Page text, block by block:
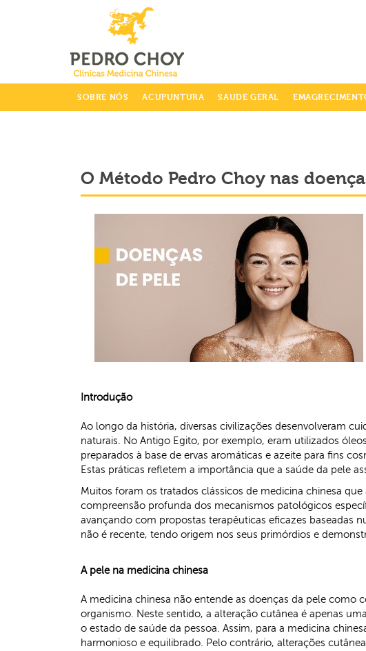
info@clinicaspedrochoy.com
SOBRE NÓS ACUPUNTURA SAUDE GERAL
O Método Pedro Choy nas
Introdução
Ao longo da história, diversas civilizações desenvolveram
naturais. No Antigo Egito, por exemplo, eram utilizados
preparados à base de ervas aromáticas e azeite para fins
Estas práticas refletem a importância que a saúde da pele
Muitos foram os tratados clássicos de medicina chinesa
compreensão profunda dos mecanismos patológicos
avançando com propostas terapêuticas eficazes baseadas
não é recente, tendo origem nos seus primórdios e
A pele na medicina chinesa
A medicina chinesa não entende as doenças da pele
organismo. Neste sentido, a alteração cutânea é apenas
o estado de saúde da pessoa. Assim, para a medicina
harmonioso e equilibrado. Pelo contrário, alterações